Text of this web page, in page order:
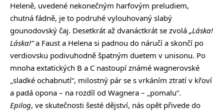
Heleně, uvedené nekonečným harfovým preludiem,
chutná fádně, je to podruhé vylouhovaný slabý
gounodovský čaj. Desetkrát až dvanáctkrát se zvolá „Láska!
Láska!“a Faust a Helena si padnou do náručí a skončí po
verdiovsku podivuhodně špatným duetem v unisonu. Po
mnoha extatických B a C nastoupí známé wagnerovské
„sladké ochabnutí“, milostný pár se s vrkáním ztratí v křoví
a padá opona – na rozdíl od Wagnera – „pomalu“.
Epilog, ve skutečnosti šesté dějství, nás opět přivede do